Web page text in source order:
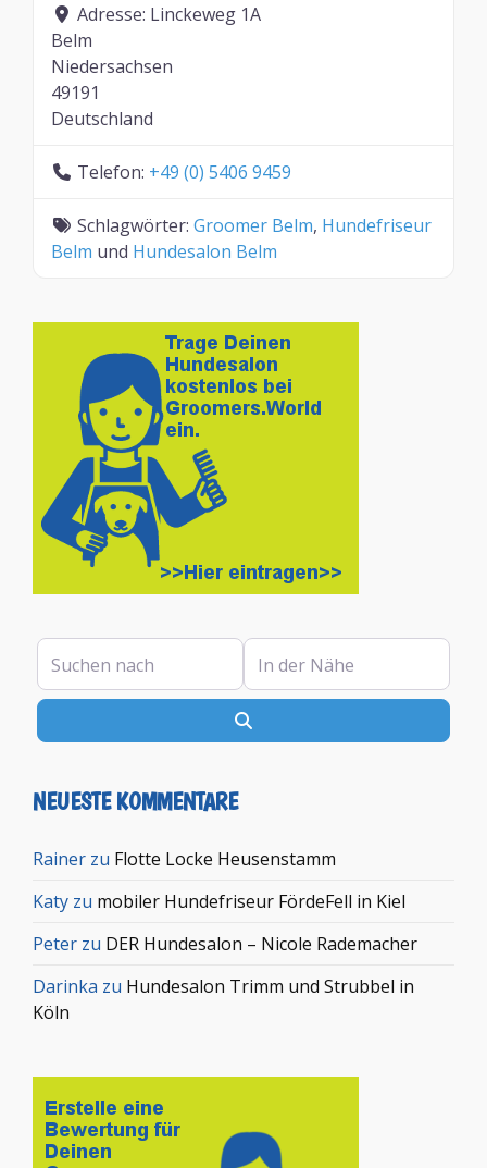
Adresse: Linckeweg 1A
Belm
Niedersachsen
49191
Deutschland
Telefon: +49 (0) 5406 9459
Schlagwörter: Groomer Belm, Hundefriseur
Belm und Hundesalon Belm
Suchen nach In der Nähe
NEUESTE KOMMENTARE
Rainer zu Flotte Locke Heusenstamm
Katy zu mobiler Hundefriseur FördeFell in Kiel
Peter zu DER Hundesalon – Nicole Rademacher
Darinka zu Hundesalon Trimm und Strubbel in
Köln